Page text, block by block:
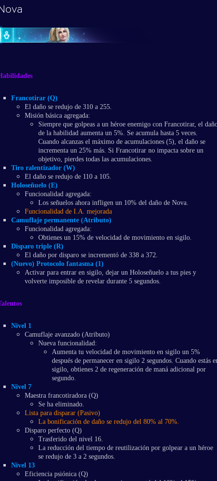
Francotirar (Q)
El daño se redujo de 310 a 255.
Misión básica agregada:
Siempre que golpeas a un héroe enemigo con Francotirar, el
de la habilidad aumenta un 5%. Se acumula hasta 5 veces.
Cuando alcanzas el máximo de acumulaciones (5), el daño se
incrementa un 25% más. Si Francotirar no impacta sobre un
objetivo, pierdes todas las acumulaciones.
Tiro ralentizador (W)
El daño se redujo de 110 a 105.
Holoseñuelo (E)
Funcionalidad agregada:
Los señuelos ahora infligen un 10% del daño de Nova.
Funcionalidad de I.A. mejorada
Camuflaje permanente (Atributo)
Funcionalidad agregada:
Obtienes un 15% de velocidad de movimiento en sigilo.
Disparo triple (R)
El daño por disparo se incrementó de 338 a 372.
(Nuevo) Protocolo fantasma (1)
Activar para entrar en sigilo, dejar un Holoseñuelo a tus pies y
volverte imposible de revelar durante 5 segundos.
Nivel 1
Camuflaje avanzado (Atributo)
Nueva funcionalidad:
Aumenta tu velocidad de movimiento en sigilo un 5%
después de permanecer en sigilo 2 segundos. Cuando estás
sigilo, obtienes 2 de regeneración de maná adicional por
segundo.
Nivel 7
Maestra francotiradora (Q)
Se ha eliminado.
Lista para disparar (Pasivo)
La bonificación de daño se redujo del 80% al 70%.
Disparo perfecto (Q)
Trasferido del nivel 16.
La reducción del tiempo de reutilización por golpear a un héroe
se redujo de 3 a 2 segundos.
Nivel 13
Eficiencia psiónica (Q)